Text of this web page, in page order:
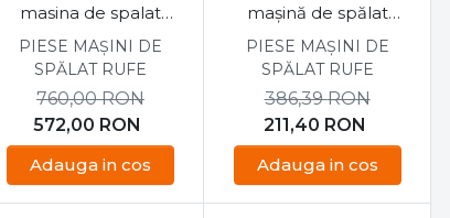
masina de spalat
Candy CSO14105TE1S
PIESE MAȘINI DE
SPĂLAT RUFE
572,00 RON
760,00RON
Adauga in cos
mașină de spălat
Candy CSO 14105TE/1-
S
PIESE MAȘINI DE
SPĂLAT RUFE
211,40 RON
386,39RON
Adauga in cos